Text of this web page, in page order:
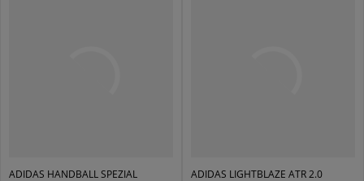
ADIDAS HANDBALL SPEZIAL
ADIDAS LIGHTBLAZE ATR 2.0